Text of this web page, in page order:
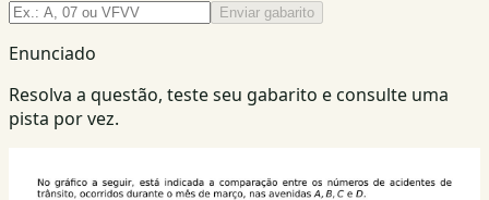
Enviar gabarito
Enunciado
Resolva a questão, teste seu gabarito e consulte uma
pista por vez.